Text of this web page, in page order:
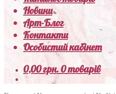
Новини
Арт-Блог
Контакти
Особистий кабінет
0,00грн.0 товарів